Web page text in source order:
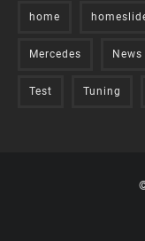
home
Mercedes News
Test Tuning